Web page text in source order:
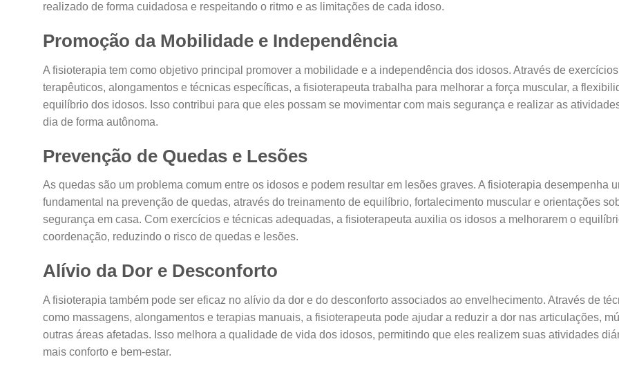
realizado de forma cuidadosa e respeitando o ritmo e as limitações de cada idoso.
Promoção da Mobilidade e Independência
A fisioterapia tem como objetivo principal promover a mobilidade e a independência dos idosos. Através de exercícios
terapêuticos, alongamentos e técnicas específicas, a fisioterapeuta trabalha para melhorar a força muscular, a
equilíbrio dos idosos. Isso contribui para que eles possam se movimentar com mais segurança e realizar as
dia de forma autônoma.
Prevenção de Quedas e Lesões
As quedas são um problema comum entre os idosos e podem resultar em lesões graves. A fisioterapia desempenha
fundamental na prevenção de quedas, através do treinamento de equilíbrio, fortalecimento muscular e orientações
segurança em casa. Com exercícios e técnicas adequadas, a fisioterapeuta auxilia os idosos a melhorarem o
coordenação, reduzindo o risco de quedas e lesões.
Alívio da Dor e Desconforto
A fisioterapia também pode ser eficaz no alívio da dor e do desconforto associados ao envelhecimento. Através de
como massagens, alongamentos e terapias manuais, a fisioterapeuta pode ajudar a reduzir a dor nas articulações,
outras áreas afetadas. Isso melhora a qualidade de vida dos idosos, permitindo que eles realizem suas atividades
mais conforto e bem-estar.